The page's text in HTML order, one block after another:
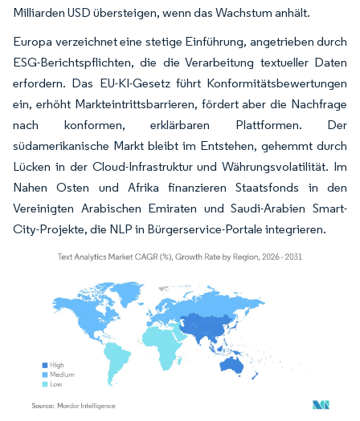
Milliarden USD übersteigen, wenn das Wachstum anhält.
Europa verzeichnet eine stetige Einführung, angetrieben durch
ESG-Berichtspflichten, die die Verarbeitung textueller Daten
erfordern. Das EU-KI-Gesetz führt Konformitätsbewertungen
ein, erhöht Markteintrittsbarrieren, fördert aber die Nachfrage
nach konformen, erklärbaren Plattformen. Der
südamerikanische Markt bleibt im Entstehen, gehemmt durch
Lücken in der Cloud-Infrastruktur und Währungsvolatilität. Im
Nahen Osten und Afrika finanzieren Staatsfonds in den
Vereinigten Arabischen Emiraten und Saudi-Arabien Smart-
City-Projekte, die NLP in Bürgerservice-Portale integrieren.